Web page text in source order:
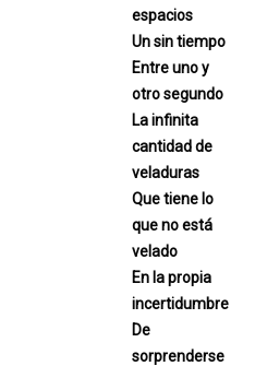
espacios
Un sin tiempo
Entre uno y
otro segundo
La infinita
cantidad de
veladuras
Que tiene lo
que no está
velado
En la propia
incertidumbre
De
sorprenderse